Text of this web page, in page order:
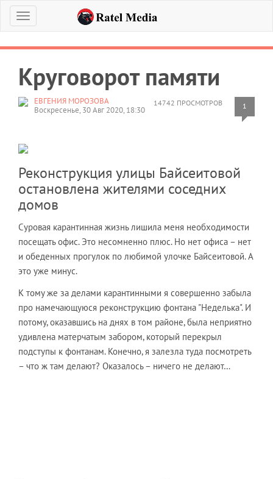
Меню
Круговорот памяти
14742 ПРОСМОТРОВ 1
ЕВГЕНИЯ МОРОЗОВА
Воскресенье, 30 Авг 2020, 18:30
Реконструкция улицы Байсеитовой
остановлена жителями соседних
домов
Суровая карантинная жизнь лишила меня необходимости
посещать офис. Это несомненно плюс. Но нет офиса – нет
и обеденных прогулок по любимой улочке Байсеитовой. А
это уже минус.
К тому же за делами карантинными я совершенно забыла
про намечающуюся реконструкцию фонтана "Неделька". И
потому, оказавшись на днях в том районе, была неприятно
удивлена матерчатым забором, который перекрыл
подступы к фонтанам. Конечно, я залезла туда посмотреть
– что ж там делают? Оказалось – ничего не делают…